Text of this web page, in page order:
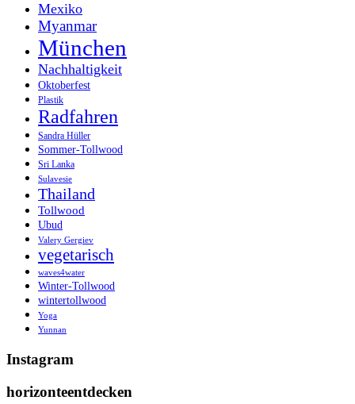
Mexiko
Myanmar
München
Nachhaltigkeit
Oktoberfest
Plastik
Radfahren
Sandra Hüller
Sommer-Tollwood
Sri Lanka
Sulavesie
Thailand
Tollwood
Ubud
Valery Gergiev
vegetarisch
waves4water
Winter-Tollwood
wintertollwood
Yoga
Yunnan
Instagram
horizonteentdecken